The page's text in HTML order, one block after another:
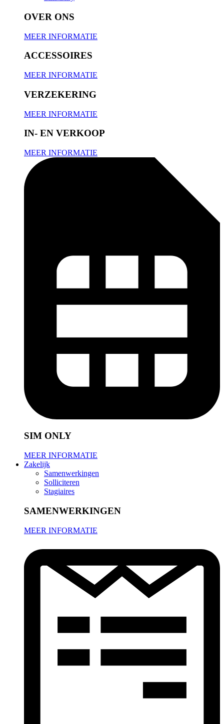
OVER ONS
MEER INFORMATIE
ACCESSOIRES
MEER INFORMATIE
VERZEKERING
MEER INFORMATIE
IN- EN VERKOOP
MEER INFORMATIE
SIM ONLY
MEER INFORMATIE
Zakelijk
Samenwerkingen
Solliciteren
Stagiaires
SAMENWERKINGEN
MEER INFORMATIE